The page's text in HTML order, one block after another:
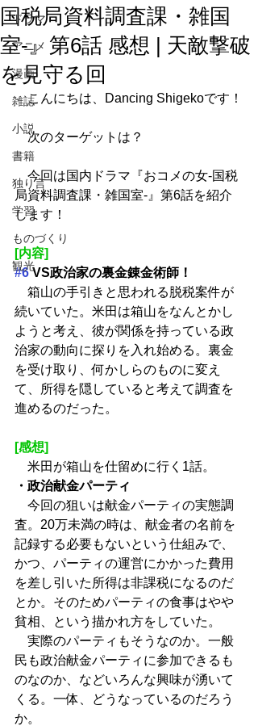
ドラマ
アニメ
漫画
雑誌
小説
書籍
独り言
学習
ものづくり
観光
国税局資料調査課・雑国
室-』第6話 感想 | 天敵撃破
を見守る回
こんにちは、Dancing Shigekoです！
次のターゲットは？
今回は国内ドラマ『おコメの女-国税
局資料調査課・雑国室-』第6話を紹介
します！
[内容]
#6 VS政治家の裏金錬金術師！
箱山の手引きと思われる脱税案件が
続いていた。米田は箱山をなんとかし
ようと考え、彼が関係を持っている政
治家の動向に探りを入れ始める。裏金
を受け取り、何かしらのものに変え
て、所得を隠していると考えて調査を
進めるのだった。
[感想]
米田が箱山を仕留めに行く1話。
・政治献金パーティ
今回の狙いは献金パーティの実態調
査。20万未満の時は、献金者の名前を
記録する必要もないという仕組みで、
かつ、パーティの運営にかかった費用
を差し引いた所得は非課税になるのだ
とか。そのためパーティの食事はやや
貧相、という描かれ方をしていた。
実際のパーティもそうなのか。一般
民も政治献金パーティに参加できるも
のなのか、などいろんな興味が湧いて
くる。一体、どうなっているのだろう
か。